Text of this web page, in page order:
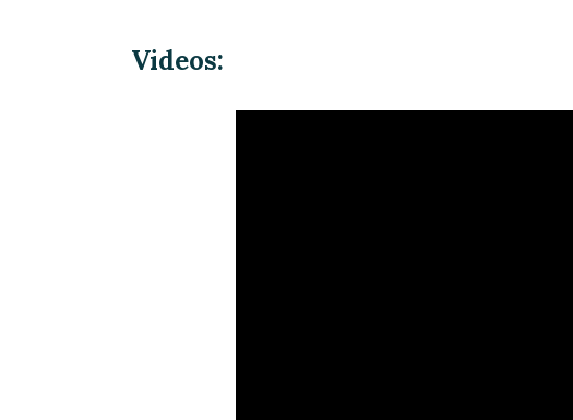
Videos: